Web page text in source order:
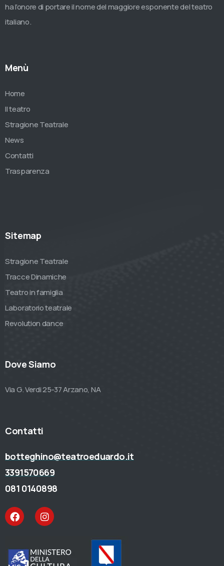
ha l’onore di portare il nome del maggiore esponente del teatro
italiano.
Menù
Home
Il teatro
Stragione Teatrale
News
Contatti
Trasparenza
Sitemap
Stragione Teatrale
Tracce Dinamiche
Teatro in famiglia
Laboratorio teatrale
Revolution dance
Dove Siamo
Via G. Verdi 25-37 Arzano, NA
Contatti
botteghino@teatroeduardo.it
3391570669
081 0140898